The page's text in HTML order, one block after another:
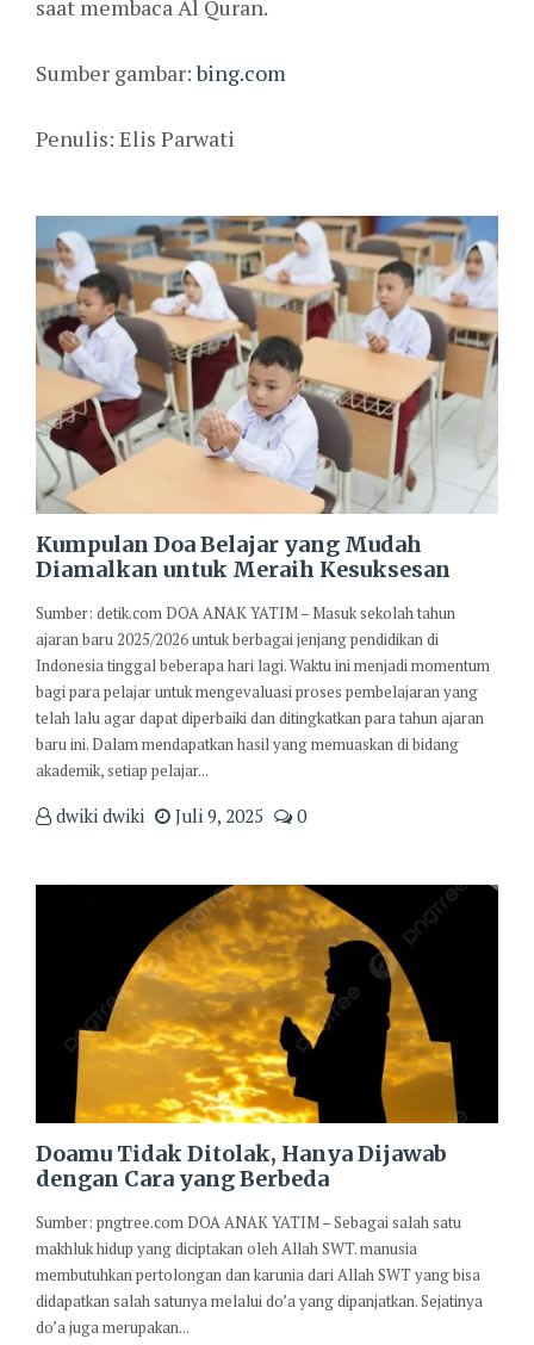
saat membaca Al Quran.
Sumber gambar:bing.com
Penulis: Elis Parwati
Kumpulan Doa Belajar yang Mudah
Diamalkan untuk Meraih Kesuksesan
Sumber: detik.com DOA ANAK YATIM – Masuk sekolah tahun
ajaran baru 2025/2026 untuk berbagai jenjang pendidikan di
Indonesia tinggal beberapa hari lagi. Waktu ini menjadi momentum
bagi para pelajar untuk mengevaluasi proses pembelajaran yang
telah lalu agar dapat diperbaiki dan ditingkatkan para tahun ajaran
baru ini. Dalam mendapatkan hasil yang memuaskan di bidang
akademik, setiap pelajar...
dwiki dwiki Juli 9, 2025 0
Doamu Tidak Ditolak, Hanya Dijawab
dengan Cara yang Berbeda
Sumber: pngtree.com DOA ANAK YATIM – Sebagai salah satu
makhluk hidup yang diciptakan oleh Allah SWT. manusia
membutuhkan pertolongan dan karunia dari Allah SWT yang bisa
didapatkan salah satunya melalui do’a yang dipanjatkan. Sejatinya
do’a juga merupakan...